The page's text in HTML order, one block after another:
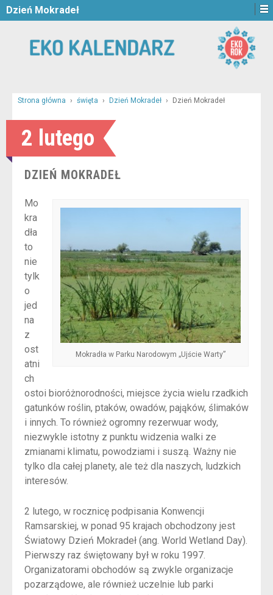
Dzień Mokradeł
Strona główna › święta › Dzień Mokradeł › Dzień Mokradeł
2 lutego
DZIEŃ MOKRADEŁ
Mokradła w Parku Narodowym „Ujście Warty”
Mo
kra
dła
to
nie
tylk
o
jed
na
z
ost
atni
ch
ostoi bioróżnorodności, miejsce życia wielu rzadkich
gatunków roślin, ptaków, owadów, pająków, ślimaków
i innych. To również ogromny rezerwuar wody,
niezwykle istotny z punktu widzenia walki ze
zmianami klimatu, powodziami i suszą. Ważny nie
tylko dla całej planety, ale też dla naszych, ludzkich
interesów.
2 lutego, w rocznicę podpisania Konwencji
Ramsarskiej, w ponad 95 krajach obchodzony jest
Światowy Dzień Mokradeł (ang. World Wetland Day).
Pierwszy raz świętowany był w roku 1997.
Organizatorami obchodów są zwykle organizacje
pozarządowe, ale również uczelnie lub parki